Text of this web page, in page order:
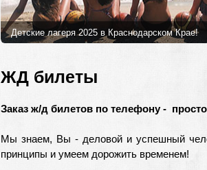
Детские лагеря 2025 в Краснодарском Крае!
Лучшие детские лагеря и программы в 2025
ЖД билеты
Заказ ж/д билетов по телефону -
Мы знаем, Вы - деловой и успешный
принципы и умеем дорожить временем!